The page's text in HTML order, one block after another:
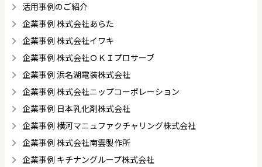
活用事例のご紹介
企業事例 株式会社あらた
企業事例 株式会社イワキ
企業事例 株式会社ＯＫＩプロサーブ
企業事例 浜名湖電装株式会社
企業事例 株式会社ニップコーポレーション
企業事例 日本乳化剤株式会社
企業事例 横河マニュファクチャリング株式会社
企業事例 株式会社南雲製作所
企業事例 キチナングループ株式会社